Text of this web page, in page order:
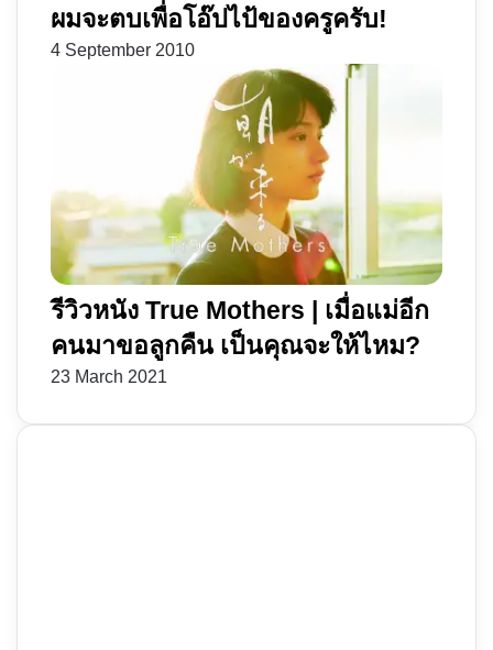
ผมจะตบเพื่อโอ๊ปไป้ของครูครับ!
4 September 2010
รีวิวหนัง True Mothers | เมื่อแม่อีก
คนมาขอลูกคืน เป็นคุณจะให้ไหม?
23 March 2021